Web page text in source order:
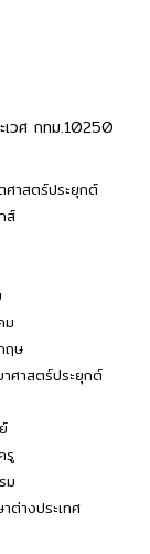
วศ กทม.10250
าสตร์ประยุกต์
ส์
ม
ฤษ
ศาสตร์ประยุกต์
รู
ม
ต่างประเทศ